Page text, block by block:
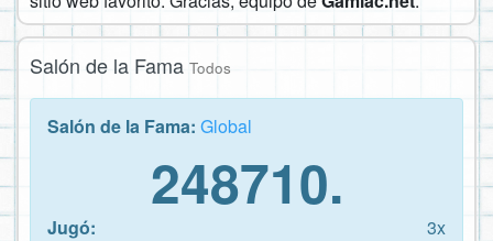
Salón de la Fama Todos
Salón de la Fama: Global
248710.
Jugó:
3x